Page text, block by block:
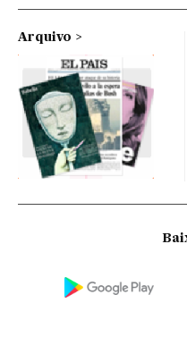
Arquivo